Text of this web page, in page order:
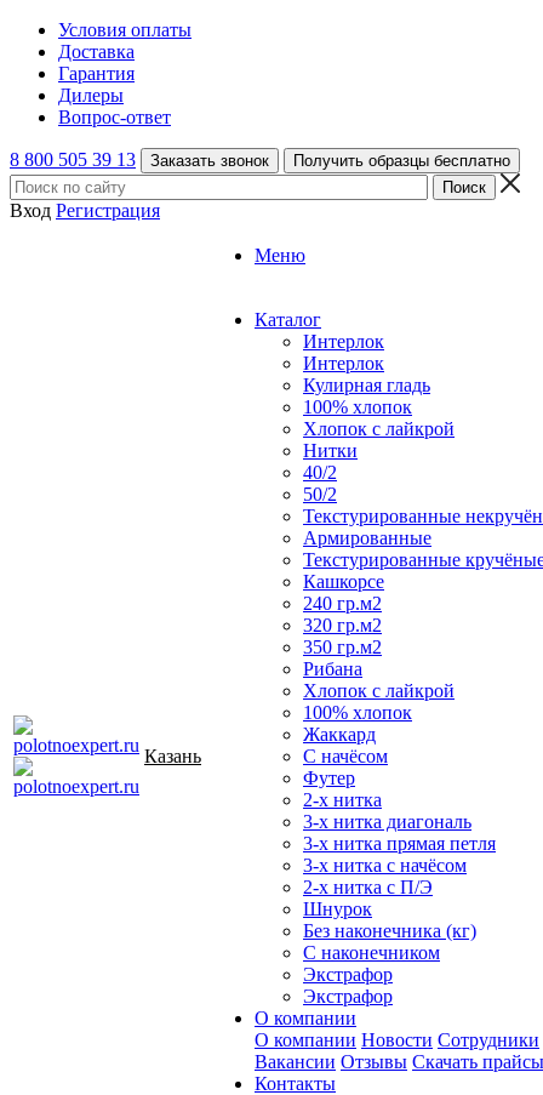
Условия оплаты
Доставка
Гарантия
Дилеры
Вопрос-ответ
8 800 505 39 13 Заказать звонок Получить образцы бесплатно
Вход Регистрация
Казань
Меню
Каталог
Интерлок
Интерлок
Кулирная гладь
100% хлопок
Хлопок с лайкрой
Нитки
40/2
50/2
Текстурированные
Армированные
Текстурированные
Кашкорсе
240 гр.м2
320 гр.м2
350 гр.м2
Рибана
Хлопок с лайкрой
100% хлопок
Жаккард
С начёсом
Футер
2-х нитка
3-х нитка диагональ
3-х нитка прямая петля
3-х нитка с начёсом
2-х нитка с П/Э
Шнурок
Без наконечника (кг)
С наконечником
Экстрафор
Экстрафор
О компании
О компании Новости Сотрудники
Вакансии Отзывы Скачать прайсы
Контакты